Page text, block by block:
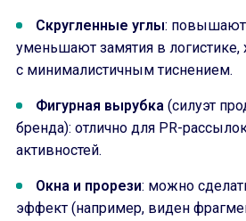
Скругленные углы: повышают
уменьшают замятия в логистике,
с минималистичным тиснением.
Фигурная вырубка (силуэт
бренда): отлично для PR-
активностей.
Окна и прорези: можно
эффект (например, виден